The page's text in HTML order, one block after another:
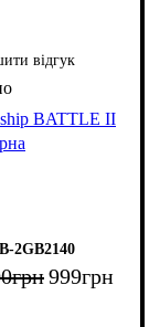
відгук
BATTLE II
2GB2140
грн999грн